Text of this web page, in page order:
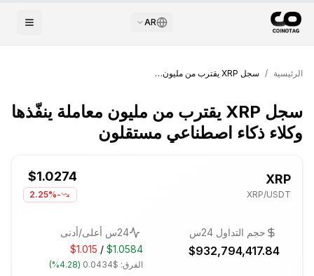
AR
الرئيسية / سجل XRP يقترب من مليون معاملة ينفّذها وكلاء ذكاء اصطناعي مستقلون
سجل XRP يقترب من مليون معاملة ينفّذها
وكلاء ذكاء اصطناعي مستقلون
XRP
XRP/USDT
$1.0274
-2.25%
حجم التداول 24س
$932,794,417.84
24س أعلى/أدنى
$1.0584
/
$1.015
الفرق: $0.0434
(
4.28%
)